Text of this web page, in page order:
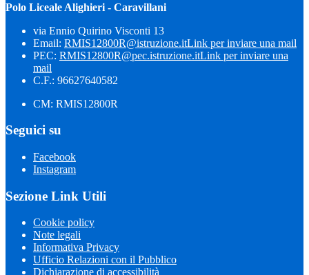
Polo Liceale Alighieri - Caravillani
via Ennio Quirino Visconti 13
Email: RMIS12800R@istruzione.itLink per inviare una mail
PEC: RMIS12800R@pec.istruzione.itLink per inviare una
mail
C.F.: 96627640582
CM: RMIS12800R
Seguici su
Facebook
Instagram
Sezione Link Utili
Cookie policy
Note legali
Informativa Privacy
Ufficio Relazioni con il Pubblico
Dichiarazione di accessibilità